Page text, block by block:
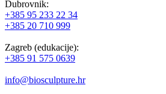
Dubrovnik:
+385 95 233 22 34
+385 20 710 999
Zagreb (edukacije):
+385 91 575 0639
info@biosculpture.hr